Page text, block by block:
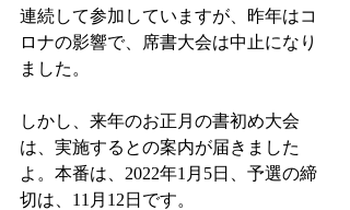
連続して参加していますが、昨年はコ
ロナの影響で、席書大会は中止になり
ました。
しかし、来年のお正月の書初め大会
は、実施するとの案内が届きました
よ。本番は、2022年1月5日、予選の締
切は、11月12日です。